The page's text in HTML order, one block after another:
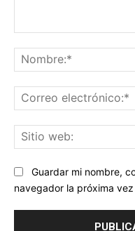
Guardar mi nombre,
navegador la próxima